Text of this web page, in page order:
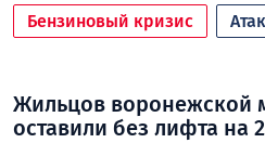
Бензиновый кризис
Жильцов воронежской
оставили без лифта на